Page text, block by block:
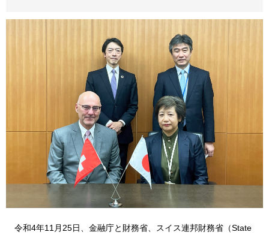
令和4年11月25日、金融庁と財務省、スイス連邦財務省（State